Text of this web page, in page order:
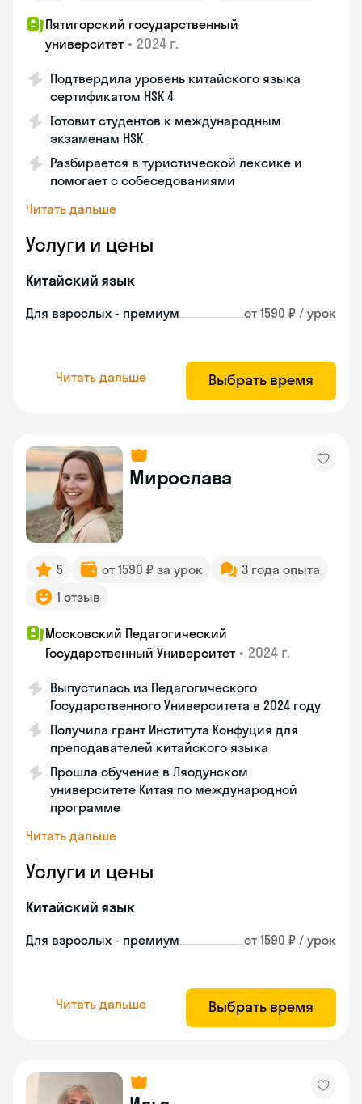
Пятигорский государственный
университет • 2024 г.
Подтвердила уровень китайского языка
сертификатом HSK 4
Готовит студентов к международным
экзаменам HSK
Разбирается в туристической лексике и
помогает с собеседованиями
Читать дальше
Услуги и цены
Китайский язык
Для взрослых - премиум от 1590 ₽ / урок
Читать дальше Выбрать время
Мирослава
5 от 1590 ₽ за урок
3 года опыта
1 отзыв
Московский Педагогический
Государственный Университет • 2024 г.
Выпустилась из Педагогического
Государственного Университета в 2024 году
Получила грант Института Конфуция для
преподавателей китайского языка
Прошла обучение в Ляодунском
университете Китая по международной
программе
Читать дальше
Услуги и цены
Китайский язык
Для взрослых - премиум от 1590 ₽ / урок
Читать дальше Выбрать время